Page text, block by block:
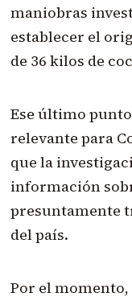
maniobras
establecer el
de 36 kilos de
Ese último
relevante para
que la
información
presuntamente
del país.
Por el